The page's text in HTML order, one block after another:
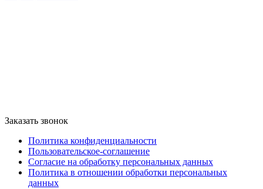
Заказать звонок
Политика конфиденциальности
Пользовательское-соглашение
Согласие на обработку персональных данных
Политика в отношении обработки персональных
данных